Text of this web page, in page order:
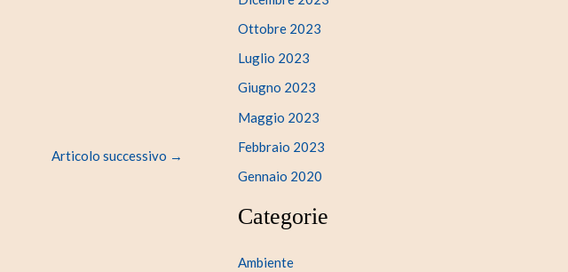
Articolo successivo →
Ottobre 2023
Luglio 2023
Giugno 2023
Maggio 2023
Febbraio 2023
Gennaio 2020
Categorie
Ambiente